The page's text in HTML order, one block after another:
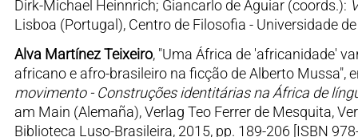
Dirk-Michael Heinnrich; Giancarlo de Aguiar (coords.):
Lisboa (Portugal), Centro de Filosofia - Universidade
Alva Martínez Teixeiro, "Uma África de 'africanidade'
africano e afro-brasileiro na ficção de Alberto Mussa",
movimento - Construções identitárias na África de
am Main (Alemaña), Verlag Teo Ferrer de Mesquita,
Biblioteca Luso-Brasileira, 2015, pp. 189-206 [ISBN